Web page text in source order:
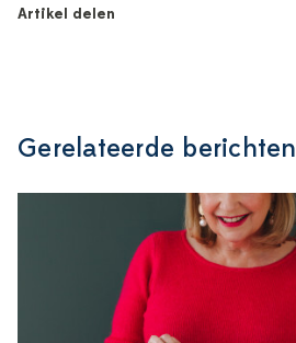
Artikel delen
Gerelateerde berichten